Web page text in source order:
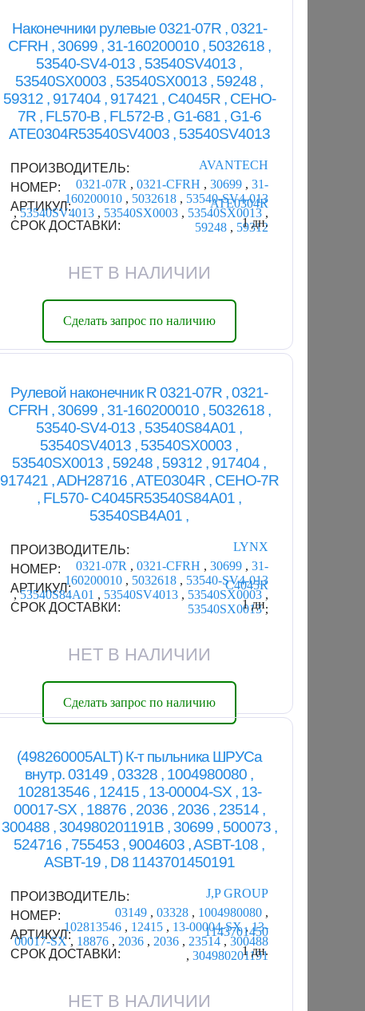
Наконечники рулевые 0321-07R , 0321-
CFRH , 30699 , 31-160200010 , 5032618 ,
53540-SV4-013 , 53540SV4013 ,
53540SX0003 , 53540SX0013 , 59248 ,
59312 , 917404 , 917421 , C4045R , CEHO-
7R , FL570-B , FL572-B , G1-681 , G1-6
ATE0304R53540SV4003 , 53540SV4013
ПРОИЗВОДИТЕЛЬ:
AVANTECH
НОМЕР:
0321-07R , 0321-CFRH , 30699 , 31-
160200010 , 5032618 , 53540-SV4-013
,53540SV4013 , 53540SX0003 , 53540SX0013 ,
59248 , 59312
АРТИКУЛ:
ATE0304R
СРОК ДОСТАВКИ:
1 дн.
НЕТ В НАЛИЧИИ
Сделать запрос по наличию
Рулевой наконечник R 0321-07R , 0321-
CFRH , 30699 , 31-160200010 , 5032618 ,
53540-SV4-013 , 53540S84A01 ,
53540SV4013 , 53540SX0003 ,
53540SX0013 , 59248 , 59312 , 917404 ,
917421 , ADH28716 , ATE0304R , CEHO-7R
, FL570- C4045R53540S84A01 ,
53540SB4A01 ,
ПРОИЗВОДИТЕЛЬ:
LYNX
НОМЕР:
0321-07R , 0321-CFRH , 30699 , 31-
160200010 , 5032618 , 53540-SV4-013
,53540S84A01 , 53540SV4013 , 53540SX0003 ,
53540SX0013,
АРТИКУЛ:
C4045R
СРОК ДОСТАВКИ:
1 дн.
НЕТ В НАЛИЧИИ
Сделать запрос по наличию
(498260005ALT) К-т пыльника ШРУСа
внутр. 03149 , 03328 , 1004980080 ,
102813546 , 12415 , 13-00004-SX , 13-
00017-SX , 18876 , 2036 , 2036 , 23514 ,
300488 , 304980201191B , 30699 , 500073 ,
524716 , 755453 , 9004603 , ASBT-108 ,
ASBT-19 , D8 1143701450191
ПРОИЗВОДИТЕЛЬ:
J,P GROUP
НОМЕР:
03149 , 03328 , 1004980080 ,
102813546 , 12415 , 13-00004-SX, 13-
00017-SX, 18876 , 2036 , 2036 , 23514 , 300488
, 304980201191
АРТИКУЛ:
1143701450
СРОК ДОСТАВКИ:
1 дн.
НЕТ В НАЛИЧИИ